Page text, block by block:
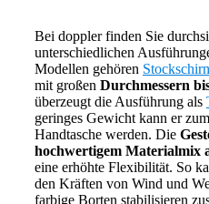
Bei doppler finden Sie
unterschiedlichen
Modellen gehören
mit großen Durchmessern
überzeugt die Ausführung als
geringes Gewicht kann er
Handtasche werden. Die
hochwertigem Materialmix
eine erhöhte Flexibilität. So
den Kräften von Wind und
farbige Borten stabilisieren